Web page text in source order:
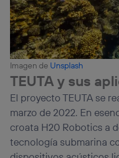
Imagen de Unsplash
TEUTA y sus
El proyecto TEUTA se
marzo de 2022. En
croata H20 Robotics a
tecnología submarina